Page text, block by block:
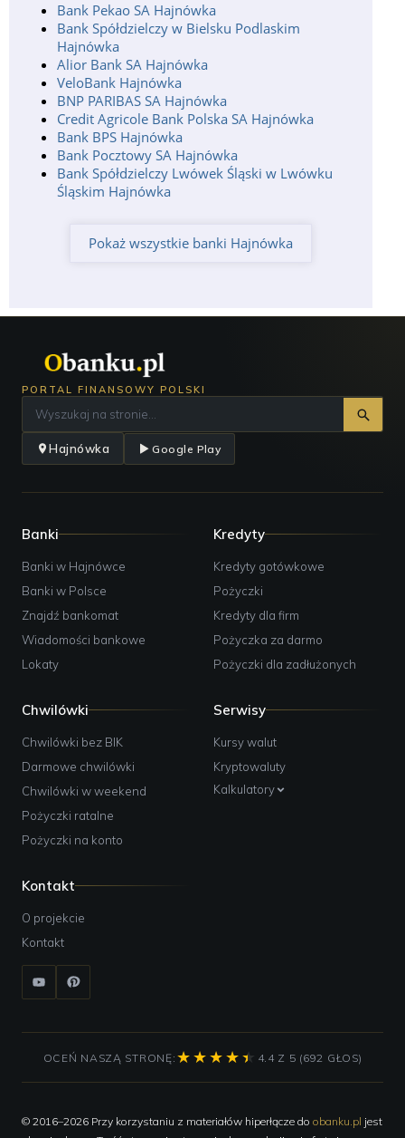
Bank Pekao SA Hajnówka
Bank Spółdzielczy w Bielsku Podlaskim
Hajnówka
Alior Bank SA Hajnówka
VeloBank Hajnówka
BNP PARIBAS SA Hajnówka
Credit Agricole Bank Polska SA Hajnówka
Bank BPS Hajnówka
Bank Pocztowy SA Hajnówka
Bank Spółdzielczy Lwówek Śląski w Lwówku
Śląskim Hajnówka
Pokaż wszystkie banki Hajnówka
PORTAL FINANSOWY POLSKI
Hajnówka Google Play
Banki
Banki w Hajnówce
Banki w Polsce
Znajdź bankomat
Wiadomości bankowe
Lokaty
Kredyty
Kredyty gotówkowe
Pożyczki
Kredyty dla firm
Pożyczka za darmo
Pożyczki dla zadłużonych
Chwilówki
Chwilówki bez BIK
Darmowe chwilówki
Chwilówki w weekend
Pożyczki ratalne
Pożyczki na konto
Serwisy
Kursy walut
Kryptowaluty
Kalkulatory
Kontakt
O projekcie
Kontakt
OCEŃ NASZĄ STRONĘ: 4.4 Z 5 (692 GŁOS)
© 2016–2026 Przy korzystaniu z materiałów hiperłącze do obanku.pl jest